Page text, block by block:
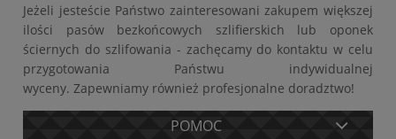
Jeżeli jesteście Państwo zainteresowani zakupem większej
ilości pasów bezkońcowych szlifierskich lub oponek
ściernych do szlifowania - zachęcamy do kontaktu w celu
przygotowania Państwu indywidualnej
wyceny. Zapewniamy również profesjonalne doradztwo!
POMOC